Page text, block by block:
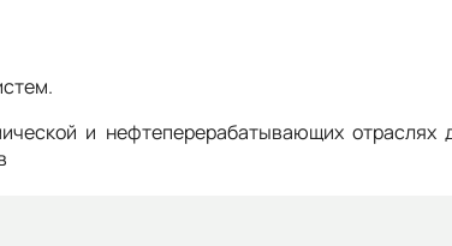
и нефтеперерабатывающих